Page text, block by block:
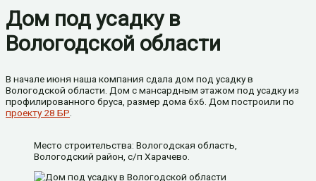
Дом под усадку в
Вологодской области
В начале июня наша компания сдала дом под усадку в
Вологодской области. Дом с мансардным этажом под усадку из
профилированного бруса, размер дома 6х6. Дом построили по
проекту 28 БР
Место строительства: Вологодская область,
Вологодский район, с/п Харачево.